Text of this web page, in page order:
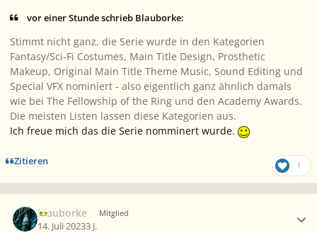
vor einer Stunde schrieb Blauborke:
Stimmt nicht ganz, die Serie wurde in den Kategorien
Fantasy/Sci-Fi Costumes, Main Title Design, Prosthetic
Makeup, Original Main Title Theme Music, Sound Editing und
Special VFX nominiert - also eigentlich ganz ähnlich damals
wie bei The Fellowship of the Ring und den Academy Awards.
Die meisten Listen lassen diese Kategorien aus.
Ich freue mich das die Serie nomminert wurde.
Zitieren 1
Blauborke Mitglied
14. Juli 20233 J.